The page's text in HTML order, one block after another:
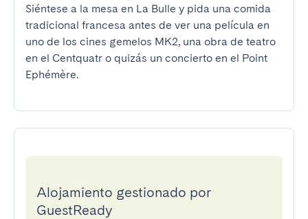
Siéntese a la mesa en La Bulle y pida una comida
tradicional francesa antes de ver una película en
uno de los cines gemelos MK2, una obra de teatro
en el Centquatr o quizás un concierto en el Point
Ephémère.
Alojamiento gestionado por
GuestReady